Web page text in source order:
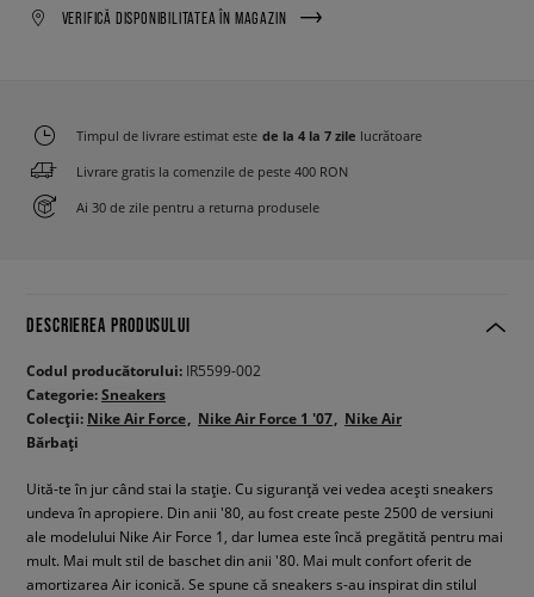
VERIFICĂ DISPONIBILITATEA ÎN MAGAZIN
Timpul de livrare estimat este de la 4 la 7 zile lucrătoare
Livrare gratis la comenzile de peste 400 RON
Ai 30 de zile pentru a returna produsele
DESCRIEREA PRODUSULUI
Codul producătorului: IR5599-002
Categorie:Sneakers
Colecții: Nike Air Force Nike Air Force 1 '07
Nike Air
Bărbați
Uită-te în jur când stai la stație. Cu siguranță vei vedea acești sneakers
undeva în apropiere. Din anii '80, au fost create peste 2500 de versiuni
ale modelului Nike Air Force 1, dar lumea este încă pregătită pentru mai
mult. Mai mult stil de baschet din anii '80. Mai mult confort oferit de
amortizarea Air iconică. Se spune că sneakers s-au inspirat din stilul